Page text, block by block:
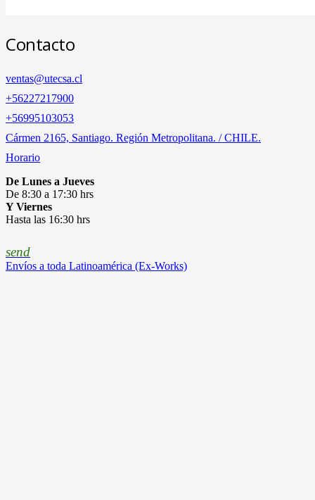
Contacto
ventas@utecsa.cl
+56227217900
‎+56995103053
Cármen 2165, Santiago. Región Metropolitana. / CHILE.
Horario
De Lunes a Jueves
De 8:30 a 17:30 hrs
Y Viernes
Hasta las 16:30 hrs
send
Envíos a toda Latinoamérica (Ex-Works)